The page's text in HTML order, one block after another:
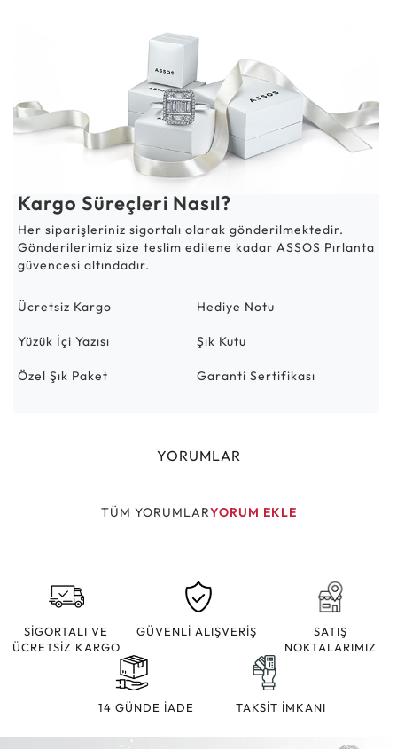
Kargo Süreçleri Nasıl?
Her siparişleriniz sigortalı olarak gönderilmektedir.
Gönderilerimiz size teslim edilene kadar ASSOS Pırlanta
güvencesi altındadır.
Ücretsiz Kargo Hediye Notu
Yüzük İçi Yazısı Şık Kutu
Özel Şık Paket Garanti Sertifikası
YORUMLAR
TÜM YORUMLARYORUM EKLE
SİGORTALI VE
ÜCRETSİZ KARGO
GÜVENLİ ALIŞVERİŞ
SATIŞ
NOKTALARIMIZ
14 GÜNDE İADE TAKSİT İMKANI